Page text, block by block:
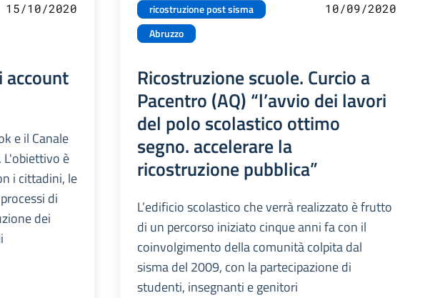
15/10/2020
e il Canale
L'obiettivo è
i cittadini, le
di
dei
ricostruzione post sisma
Abruzzo
10/09/2020
Ricostruzione scuole. Curcio a
Pacentro (AQ) “l’avvio dei lavori
del polo scolastico ottimo
segno. accelerare la
ricostruzione pubblica”
L’edificio scolastico che verrà realizzato è frutto
di un percorso iniziato cinque anni fa con il
coinvolgimento della comunità colpita dal
sisma del 2009, con la partecipazione di
studenti, insegnanti e genitori